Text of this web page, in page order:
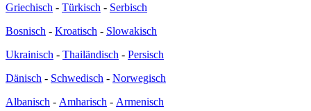
Griechisch - Türkisch - Serbisch
Bosnisch - Kroatisch - Slowakisch
Ukrainisch - Thailändisch - Persisch
Dänisch - Schwedisch - Norwegisch
Albanisch - Amharisch - Armenisch